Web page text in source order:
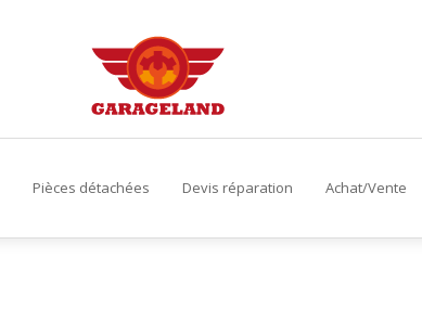
Pièces détachées Devis réparation Achat/Vente